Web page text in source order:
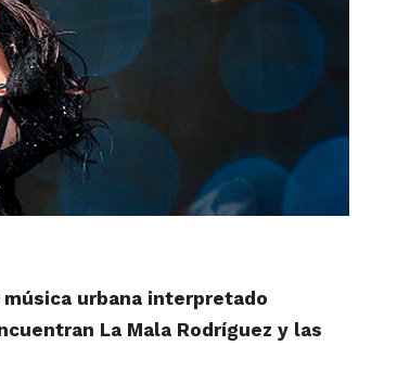
música urbana interpretado
La Mala Rodríguez y las